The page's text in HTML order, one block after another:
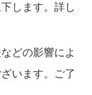
します。詳し
どの影響によ
います。ご了